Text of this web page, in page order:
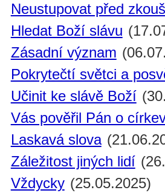
Neustupovat před
Hledat Boží slávu
Zásadní význam
Pokrytečtí světci a
Učinit ke slávě Boží
Vás pověřil Pán o
Laskavá slova
Záležitost jiných lidí
Vždycky (25.05.2025)